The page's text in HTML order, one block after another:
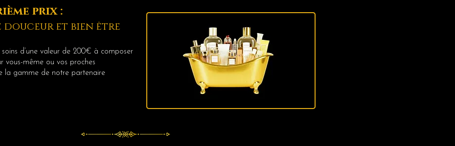
prix :
et bien être
d’une valeur de 200€ à composer
vous-même ou vos proches
la gamme de notre partenaire